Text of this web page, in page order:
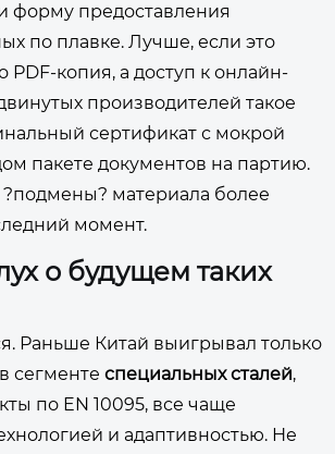
форму предоставления
по плавке. Лучше, если это
PDF-копия, а доступ к онлайн-
производителей такое
сертификат с мокрой
пакете документов на партию.
?подмены? материала более
момент.
о будущем таких
Раньше Китай выигрывал только
сегменте специальных сталей,
по EN 10095, все чаще
и адаптивностью. Не